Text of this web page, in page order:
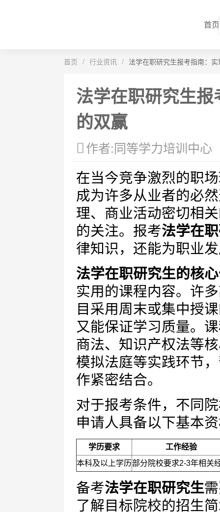
首页
首页 / 行业资讯 / 法学在职研究生报考指南：
法学在职研究生
的双赢
作者:同等学力培训中心
在当今竞争激烈的职
成为许多从业者的必
理、商业活动密切相
的关注。报考法学在
律知识，还能为职业
法学在职研究生的核
实用的课程内容。许
目采用周末或集中授
又能保证学习质量。
商法、知识产权法等
模拟法庭等实践环节
作紧密结合。
对于报考条件，不同
申请人具备以下基本
学历要求
工作经验
本科及以上学历部分院校要求2-3年相关
备考法学在职研究生
了解目标院校的招生